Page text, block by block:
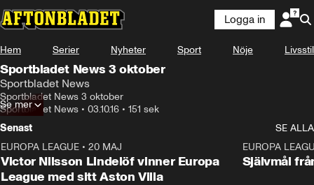
Logga in
Hem Serier Nyheter Sport Nöje Livsstil
Sportbladet News 3 oktober
Sportbladet News
Sportbladet News 3 oktober
Sportbladet News • 03.10.16 • 151 sek
Se mer
Senast
SE ALLA
EUROPA LEAGUE • 20 MAJ
Victor Nilsson Lindelöf vinner Europa
League med sitt Aston Villa
EUROPA
Självmål